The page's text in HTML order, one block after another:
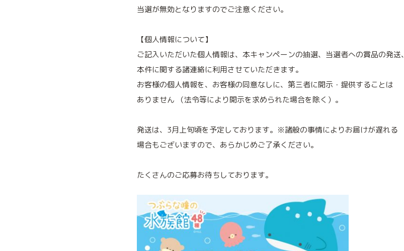
当選が無効となりますのでご注意ください。
【個人情報について】
ご記入いただいた個人情報は、本キャンペーンの抽選、当選者への賞品の発送、
本件に関する諸連絡に利用させていただきます。
お客様の個人情報を、お客様の同意なしに、第三者に開示・提供することは
ありません （法令等により開示を求められた場合を除く）。
発送は、3月上旬頃を予定しております。※諸般の事情によりお届けが遅れる
場合もございますので、あらかじめご了承ください。
たくさんのご応募お待ちしております。